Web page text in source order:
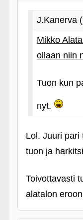
J.Kanerva (
Mikko
ollaan niin
Tuon kun
nyt.
Lol. Juuri pari
tuon ja
Toivottavasti
alatalon